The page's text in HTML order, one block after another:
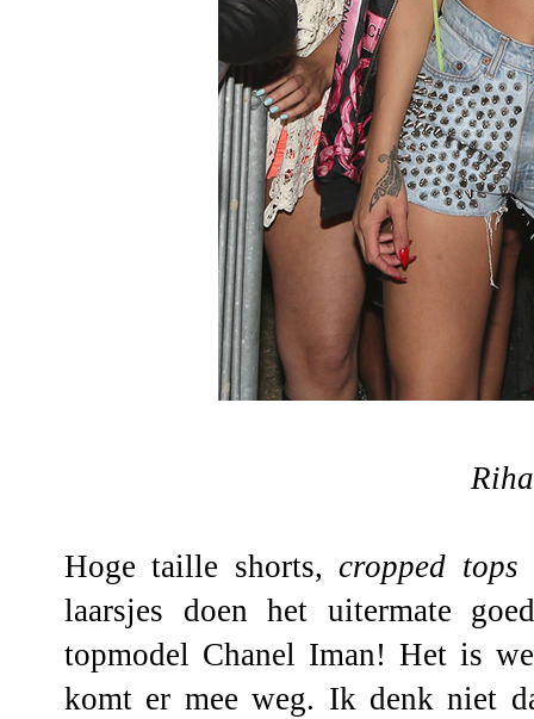
Hoge taille shorts, cropped tops
laarsjes doen het uitermate
topmodel Chanel Iman! Het is
komt er mee weg. Ik denk niet